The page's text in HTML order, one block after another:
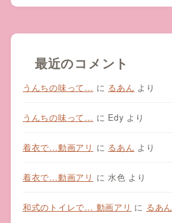
最近のコメント
うんちの味って… に るあん より
うんちの味って… に Edy より
着衣で…動画アリ に るあん より
着衣で…動画アリ に水色 より
和式のトイレで… 動画アリ に るあん